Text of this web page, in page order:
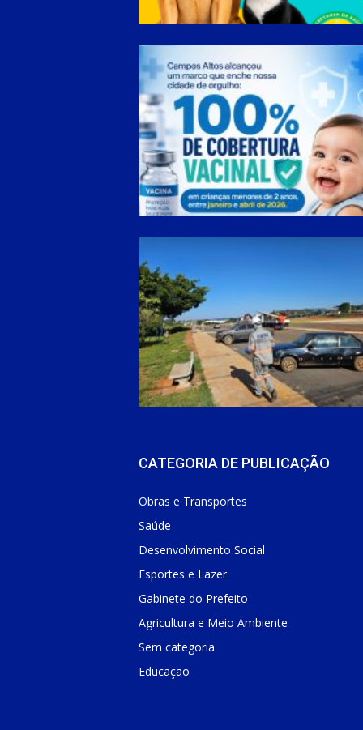
CATEGORIA DE PUBLICAÇÃO
Obras e Transportes
Saúde
Desenvolvimento Social
Esportes e Lazer
Gabinete do Prefeito
Agricultura e Meio Ambiente
Sem categoria
Educação